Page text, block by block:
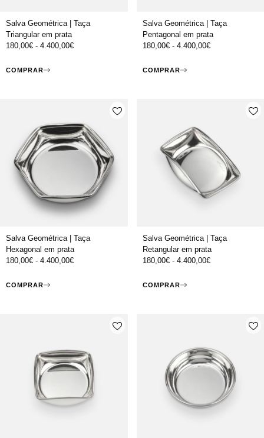
Salva Geométrica | Taça
Triangular em prata
180,00€ - 4.400,00€
COMPRAR
Salva Geométrica | Taça
Pentagonal em prata
180,00€- 4.400,00€
COMPRAR
Salva Geométrica | Taça
Hexagonal em prata
180,00€ - 4.400,00€
COMPRAR
Salva Geométrica | Taça
Retangular em prata
180,00€- 4.400,00€
COMPRAR